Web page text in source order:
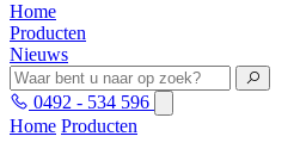
Home
Producten
Nieuws
0492 - 534 596
Home Producten